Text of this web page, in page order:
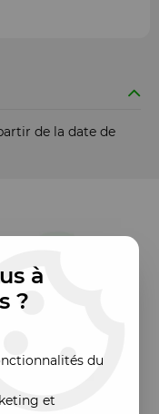
de la date de
à
?
du
et